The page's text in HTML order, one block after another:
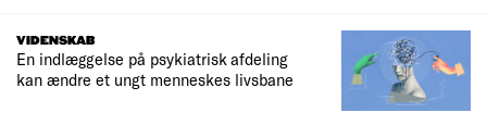
VIDENSKAB
En indlæggelse på psykiatrisk afdeling
kan ændre et ungt menneskes livsbane